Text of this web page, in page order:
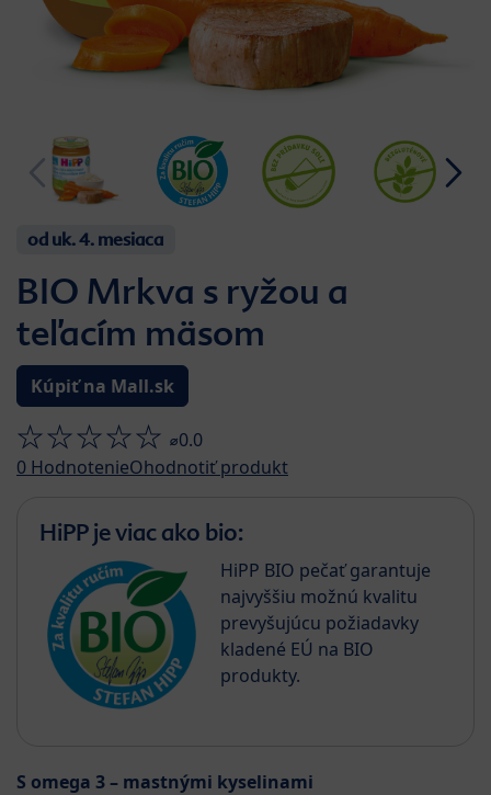
od uk. 4. mesiaca
BIO Mrkva s ryžou a
teľacím mäsom
Kúpiť na Mall.sk
⌀0.0
0 HodnotenieOhodnotiť produkt
HiPP je viac ako bio:
HiPP BIO pečať garantuje
najvyššiu možnú kvalitu
prevyšujúcu požiadavky
kladené EÚ na BIO
produkty.
S omega 3 – mastnými kyselinami